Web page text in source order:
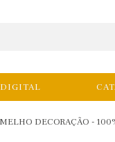
DECORAÇÃO -